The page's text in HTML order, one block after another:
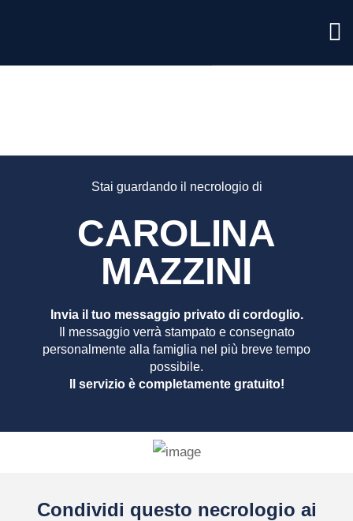
Stai guardando il necrologio di
CAROLINA
MAZZINI
Invia il tuo messaggio privato di cordoglio.
Il messaggio verrà stampato e consegnato
personalmente alla famiglia nel più breve tempo
possibile.
Il servizio è completamente gratuito!
Condividi questo necrologio ai